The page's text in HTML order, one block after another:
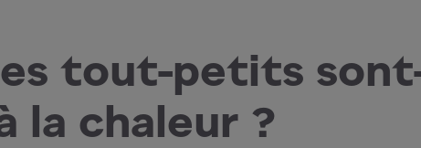
tout-petits
la chaleur ?